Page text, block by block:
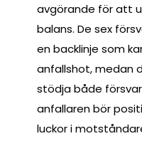
avgörande för att
balans. De sex
en backlinje som
anfallshot, medan
stödja både
anfallaren bör
luckor i